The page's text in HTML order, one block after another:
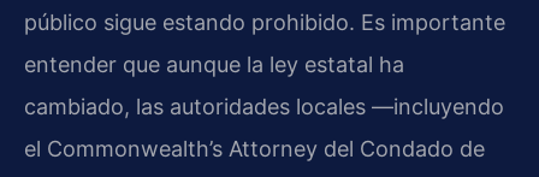
público sigue estando prohibido. Es importante
entender que aunque la ley estatal ha
cambiado, las autoridades locales —incluyendo
el Commonwealth’s Attorney del Condado de